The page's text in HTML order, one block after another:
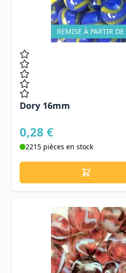
REMISE À PARTIR DE
Dory 16mm
0,28 €
2215 pièces en stock